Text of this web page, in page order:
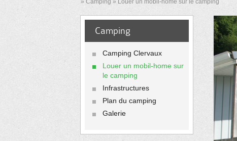
» Camping » Louer un mobil-home sur le camping
Camping
Camping Clervaux
Louer un mobil-home sur
le camping
Infrastructures
Plan du camping
Galerie